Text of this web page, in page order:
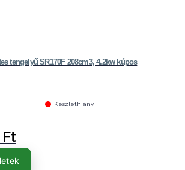
tengelyű SR170F 208cm3, 4.2kw kúpos
Készlethiány
Ft